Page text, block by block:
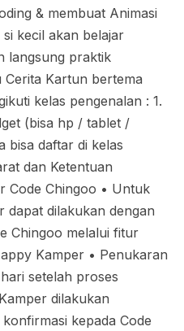
& membuat Animasi
kecil akan belajar
langsung praktik
Cerita Kartun bertema
kelas pengenalan : 1.
(bisa hp / tablet /
bisa daftar di kelas
dan Ketentuan
Code Chingoo •⁠ ⁠Untuk
dapat dilakukan dengan
Chingoo melalui fitur
Kamper •⁠ ⁠Penukaran
setelah proses
dilakukan
kepada Code